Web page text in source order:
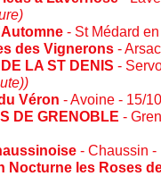
- St Médard
des Vignerons -
LA ST DENIS -
Véron - Avoine - 15/
DE GRENOBLE -
- Chaussin
Nocturne les Roses